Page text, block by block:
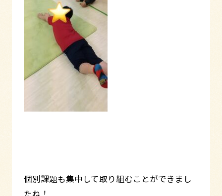
個別課題も集中して取り組むことができまし